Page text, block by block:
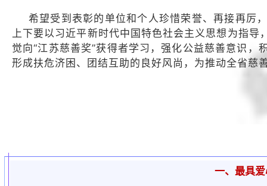
希望受到表彰的单位和个人珍惜荣誉、再接再厉
上下要以习近平新时代中国特色社会主义思想为指
觉向“江苏慈善奖”获得者学习，强化公益慈善意识
形成扶危济困、团结互助的良好风尚，为推动全省慈
一、最具